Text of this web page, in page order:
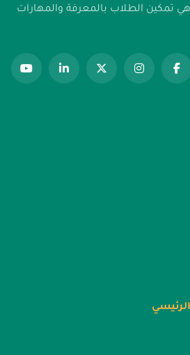
تمكين الطلاب بالمعرفة والمهارات